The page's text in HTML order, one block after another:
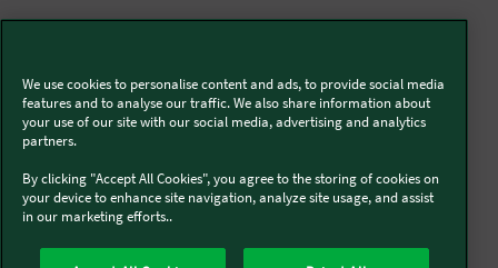
Thermomix®
We use cookies to personalise content and ads, to provide social media
features and to analyse our traffic. We also share information about
your use of our site with our social media, advertising and analytics
partners.
By clicking "Accept All Cookies", you agree to the storing of cookies on
your device to enhance site navigation, analyze site usage, and assist
in our marketing efforts..